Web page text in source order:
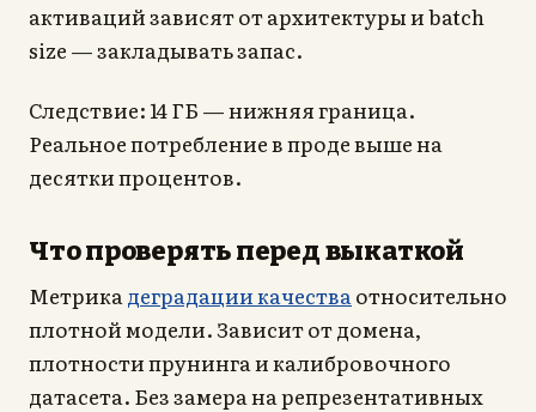
активаций зависят от архитектуры и batch
size — закладывать запас.
Следствие: 14 ГБ — нижняя граница.
Реальное потребление в проде выше на
десятки процентов.
Что проверять перед выкаткой
Метрика деградации качества относительно
плотной модели. Зависит от домена,
плотности прунинга и калибровочного
датасета. Без замера на репрезентативных